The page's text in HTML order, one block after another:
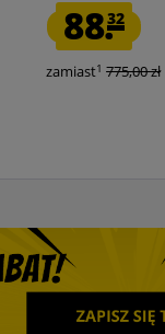
88.32
zamiast1 775,00 zł